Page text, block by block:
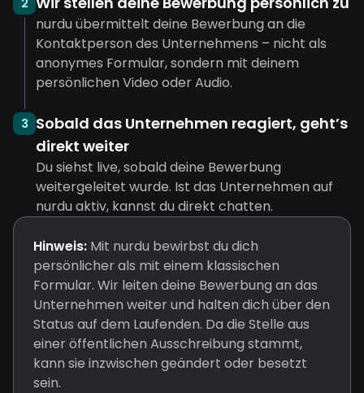
2
nurdu übermittelt deine Bewerbung an die
Kontaktperson des Unternehmens – nicht als
anonymes Formular, sondern mit deinem
persönlichen Video oder Audio.
3 Sobald das Unternehmen reagiert, geht’s
direkt weiter
Du siehst live, sobald deine Bewerbung
weitergeleitet wurde. Ist das Unternehmen auf
nurdu aktiv, kannst du direkt chatten.
Hinweis: Mit nurdu bewirbst du dich
persönlicher als mit einem klassischen
Formular. Wir leiten deine Bewerbung an das
Unternehmen weiter und halten dich über den
Status auf dem Laufenden. Da die Stelle aus
einer öffentlichen Ausschreibung stammt,
kann sie inzwischen geändert oder besetzt
sein.